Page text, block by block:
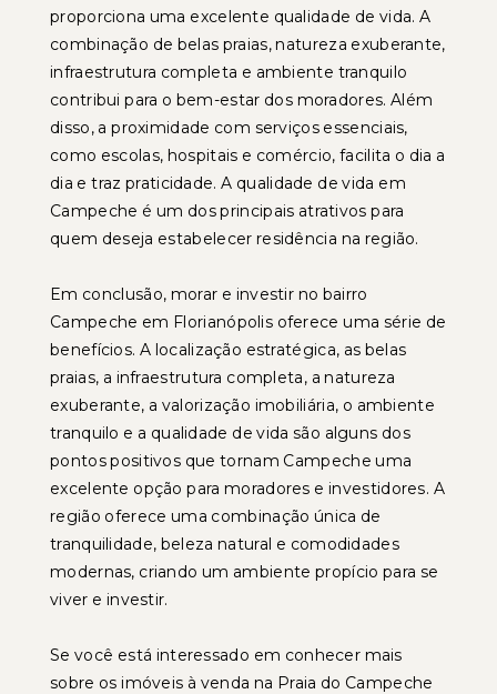
proporciona uma excelente qualidade de vida. A
combinação de belas praias, natureza exuberante,
infraestrutura completa e ambiente tranquilo
contribui para o bem-estar dos moradores. Além
disso, a proximidade com serviços essenciais,
como escolas, hospitais e comércio, facilita o dia a
dia e traz praticidade. A qualidade de vida em
Campeche é um dos principais atrativos para
quem deseja estabelecer residência na região.
Em conclusão, morar e investir no bairro
Campeche em Florianópolis oferece uma série de
benefícios. A localização estratégica, as belas
praias, a infraestrutura completa, a natureza
exuberante, a valorização imobiliária, o ambiente
tranquilo e a qualidade de vida são alguns dos
pontos positivos que tornam Campeche uma
excelente opção para moradores e investidores. A
região oferece uma combinação única de
tranquilidade, beleza natural e comodidades
modernas, criando um ambiente propício para se
viver e investir.
Se você está interessado em conhecer mais
sobre os imóveis à venda na Praia do Campeche